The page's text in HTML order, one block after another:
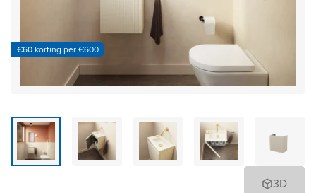
€60 korting per €600
3D